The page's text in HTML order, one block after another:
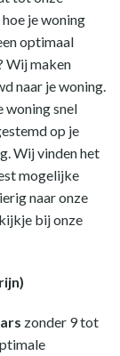
je woning
optimaal
Wij maken
naar je woning.
woning snel
op je
Wij vinden het
mogelijke
naar onze
bij onze
zonder 9 tot